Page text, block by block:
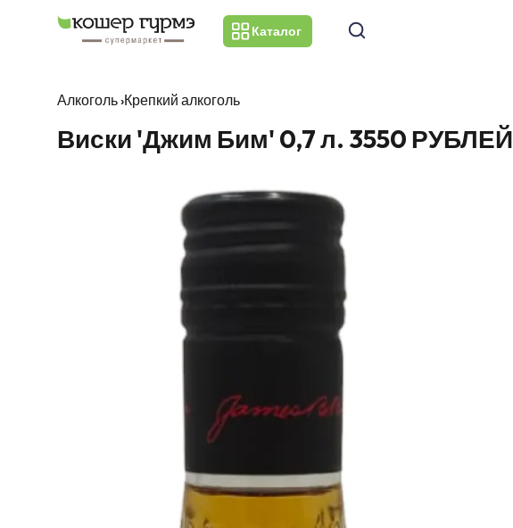
Каталог
Алкоголь›Крепкий алкоголь
Виски 'Джим Бим' 0,7 л. 3550 РУБЛЕЙ